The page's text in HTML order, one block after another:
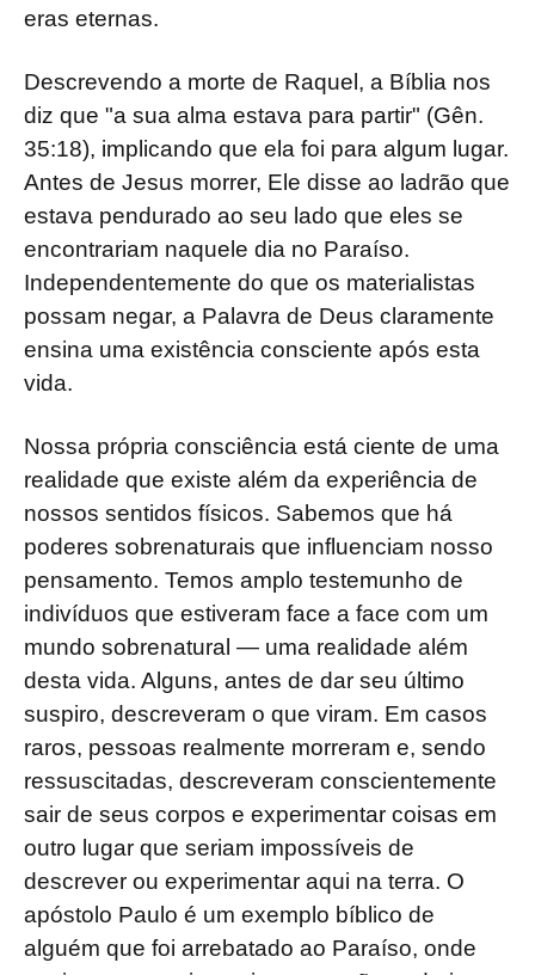
eras eternas.
Descrevendo a morte de Raquel, a Bíblia nos
diz que "a sua alma estava para partir" (Gên.
35:18), implicando que ela foi para algum lugar.
Antes de Jesus morrer, Ele disse ao ladrão que
estava pendurado ao seu lado que eles se
encontrariam naquele dia no Paraíso.
Independentemente do que os materialistas
possam negar, a Palavra de Deus claramente
ensina uma existência consciente após esta
vida.
Nossa própria consciência está ciente de uma
realidade que existe além da experiência de
nossos sentidos físicos. Sabemos que há
poderes sobrenaturais que influenciam nosso
pensamento. Temos amplo testemunho de
indivíduos que estiveram face a face com um
mundo sobrenatural — uma realidade além
desta vida. Alguns, antes de dar seu último
suspiro, descreveram o que viram. Em casos
raros, pessoas realmente morreram e, sendo
ressuscitadas, descreveram conscientemente
sair de seus corpos e experimentar coisas em
outro lugar que seriam impossíveis de
descrever ou experimentar aqui na terra. O
apóstolo Paulo é um exemplo bíblico de
alguém que foi arrebatado ao Paraíso, onde